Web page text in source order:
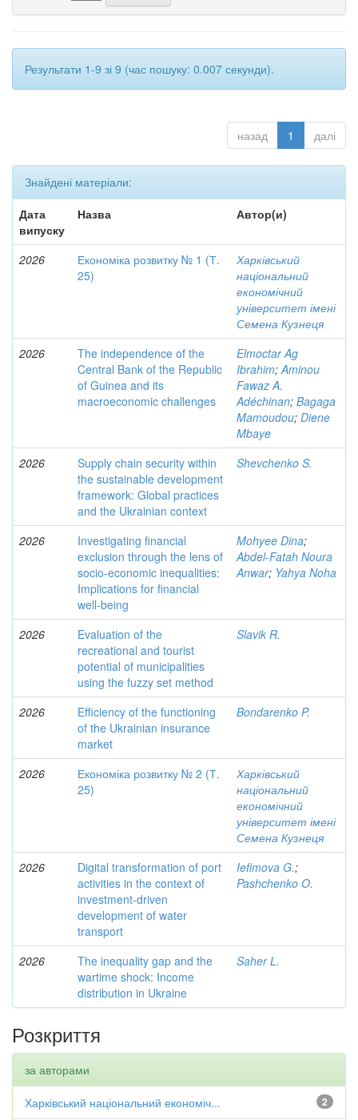
Результати 1-9 зі 9 (час пошуку: 0.007 секунди).
назад 1 далі
Знайдені матеріали:
Дата
випуску
Назва Автор(и)
2026
Економіка розвитку № 1 (Т.
25)
Харківський
національний
економічний
університет імені
Семена Кузнеця
2026
The independence of the
Central Bank of the Republic
of Guinea and its
macroeconomic challenges
Elmoctar Ag
Ibrahim;Aminou
Fawaz A.
Adéchinan; Bagaga
Mamoudou; Diene
Mbaye
2026
Supply chain security within
the sustainable development
framework: Global practices
and the Ukrainian context
Shevchenko S.
2026
Investigating financial
exclusion through the lens of
socio-economic inequalities:
Implications for financial
well-being
Mohyee Dina;
Abdel-Fatah Noura
Anwar; Yahya Noha
2026
Evaluation of the
recreational and tourist
potential of municipalities
using the fuzzy set method
Slavik R.
2026
Efficiency of the functioning
of the Ukrainian insurance
market
Bondarenko P.
2026
Економіка розвитку № 2 (Т.
25)
Харківський
національний
економічний
університет імені
Семена Кузнеця
2026
Digital transformation of port
activities in the context of
investment-driven
development of water
transport
Iefimova G.;
Pashchenko O.
2026
The inequality gap and the
wartime shock: Income
distribution in Ukraine
Saher L.
Розкриття
за авторами
2
Харківський національний економіч...